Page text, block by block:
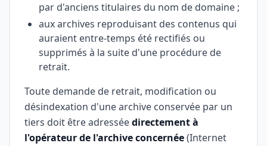
par d'anciens titulaires du nom de domaine ;
aux archives reproduisant des contenus qui
auraient entre-temps été rectifiés ou
supprimés à la suite d'une procédure de
retrait.
Toute demande de retrait, modification ou
désindexation d'une archive conservée par un
tiers doit être adresséedirectement à
l'opérateur de l'archive concernée(Internet